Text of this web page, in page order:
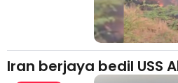
Iran berjaya bedil USS